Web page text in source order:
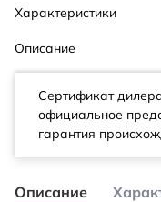
Характеристики
Описание
Сертификат
официальное
гарантия
Описание